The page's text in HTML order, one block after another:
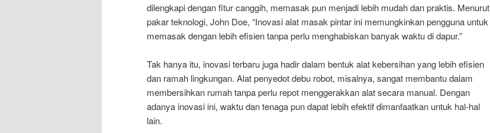
dilengkapi dengan fitur canggih, memasak pun menjadi lebih mudah dan praktis. Menurut
pakar teknologi, John Doe, “Inovasi alat masak pintar ini memungkinkan pengguna untuk
memasak dengan lebih efisien tanpa perlu menghabiskan banyak waktu di dapur.”
Tak hanya itu, inovasi terbaru juga hadir dalam bentuk alat kebersihan yang lebih efisien
dan ramah lingkungan. Alat penyedot debu robot, misalnya, sangat membantu dalam
membersihkan rumah tanpa perlu repot menggerakkan alat secara manual. Dengan
adanya inovasi ini, waktu dan tenaga pun dapat lebih efektif dimanfaatkan untuk hal-hal
lain.